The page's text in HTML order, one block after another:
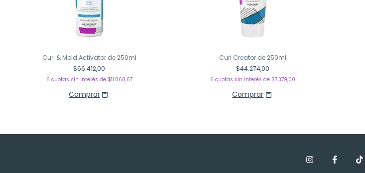
Curl & Mold Activator de 250ml
$66.412,00
6 cuotas sin interés de $11.068,67
Curl Creator de 250ml
$44.274,00
6 cuotas sin interés de $7.379,00